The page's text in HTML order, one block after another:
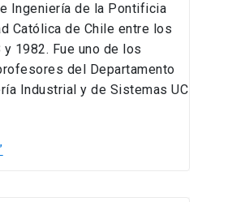
Ingeniería de la Pontificia
Católica de Chile entre los
1982. Fue uno de los
del Departamento
Industrial y de Sistemas UC